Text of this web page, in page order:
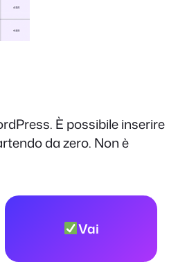
È possibile inserire
da zero. Non è
Vai